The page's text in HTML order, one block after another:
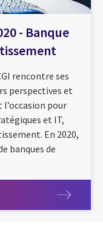
- Banque
rencontre ses
perspectives et
l’occasion pour
et IT,
En 2020,
banques de